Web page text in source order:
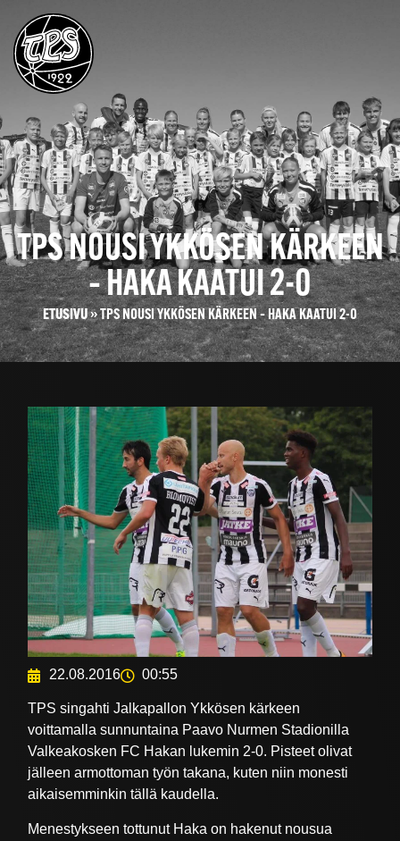
TPS NOUSI YKKÖSEN KÄRKEEN
– HAKA KAATUI 2-0
ETUSIVU»TPS NOUSI YKKÖSEN KÄRKEEN – HAKA KAATUI 2-0
22.08.2016 00:55
TPS singahti Jalkapallon Ykkösen kärkeen
voittamalla sunnuntaina Paavo Nurmen Stadionilla
Valkeakosken FC Hakan lukemin 2-0. Pisteet olivat
jälleen armottoman työn takana, kuten niin monesti
aikaisemminkin tällä kaudella.
Menestykseen tottunut Haka on hakenut nousua